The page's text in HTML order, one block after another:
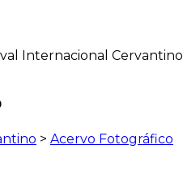
Internacional Cervantino
> Acervo Fotográfico